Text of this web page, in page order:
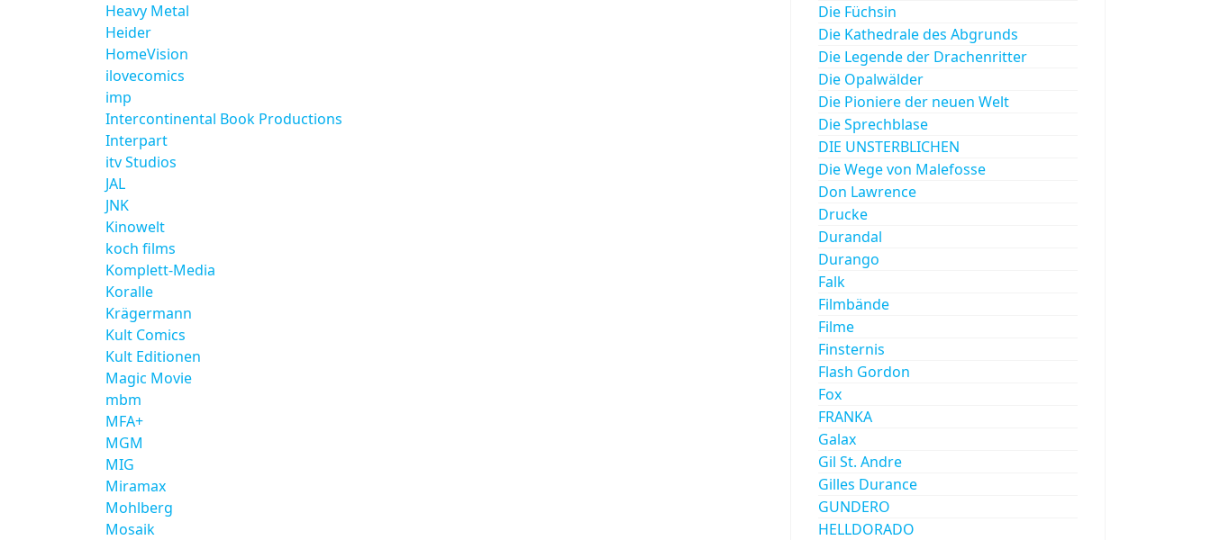
Heavy Metal
Heider
HomeVision
ilovecomics
imp
Intercontinental Book Productions
Interpart
itv Studios
JAL
JNK
Kinowelt
koch films
Komplett-Media
Koralle
Krägermann
Kult Comics
Kult Editionen
Magic Movie
mbm
MFA+
MGM
MIG
Miramax
Mohlberg
Mosaik
Die Füchsin
Die Kathedrale des Abgrunds
Die Legende der Drachenritter
Die Opalwälder
Die Pioniere der neuen Welt
Die Sprechblase
DIE UNSTERBLICHEN
Die Wege von Malefosse
Don Lawrence
Drucke
Durandal
Durango
Falk
Filmbände
Filme
Finsternis
Flash Gordon
Fox
FRANKA
Galax
Gil St. Andre
Gilles Durance
GUNDERO
HELLDORADO